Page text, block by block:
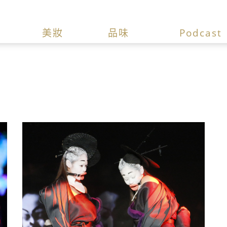
美妝 品味 Podcast